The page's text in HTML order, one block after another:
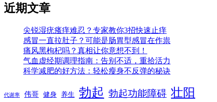
近期文章
尖锐湿疣瘙痒难忍？专家教你3招快速止痒
感冒一直拉肚子？可能是肠胃型感冒在作祟
痛风黑枸杞吗？真相让你意想不到！
气血虚经期调理指南：告别不适，重拾活力
科学减肥的好方法：轻松瘦身不反弹的秘诀
代谢率 伟哥 健身 养生 勃起 勃起功能障碍 壮阳